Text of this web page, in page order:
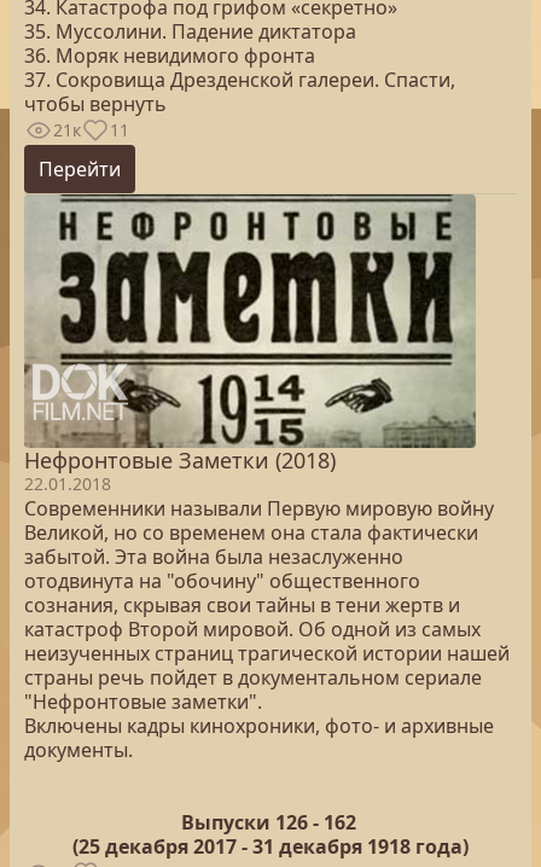
34. Катастрофа под грифом «секретно»
35. Муссолини. Падение диктатора
36. Моряк невидимого фронта
37. Сокровища Дрезденской галереи. Спасти,
чтобы вернуть
21к 11
Перейти
Нефронтовые Заметки (2018)
22.01.2018
Современники называли Первую мировую войну
Великой, но со временем она стала фактически
забытой. Эта война была незаслуженно
отодвинута на "обочину" общественного
сознания, скрывая свои тайны в тени жертв и
катастроф Второй мировой. Об одной из самых
неизученных страниц трагической истории нашей
страны речь пойдет в документальном сериале
"Нефронтовые заметки".
Включены кадры кинохроники, фото- и архивные
документы.
Выпуски 126 - 162
(25декабря 2017 - 31 декабря 1918 года)